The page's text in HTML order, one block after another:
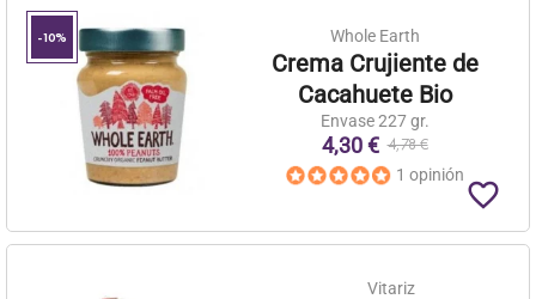
-10% Whole Earth
Crema Crujiente de
Cacahuete Bio
Envase 227 gr.
4,30 € 4,78 €
1 opinión
favorite_border
Vitariz